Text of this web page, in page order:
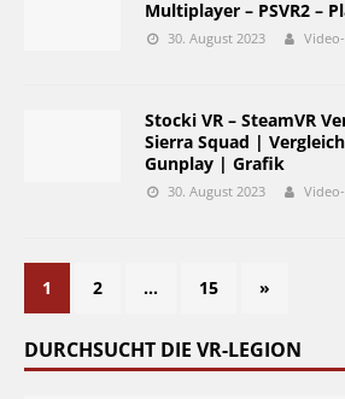
Multiplayer – PSVR2 –
30. August 2023
Stocki VR – SteamVR
Sierra Squad |
Gunplay | Grafik
30. August 2023
1 2 … 15 »
DURCHSUCHT DIE VR-LEGION